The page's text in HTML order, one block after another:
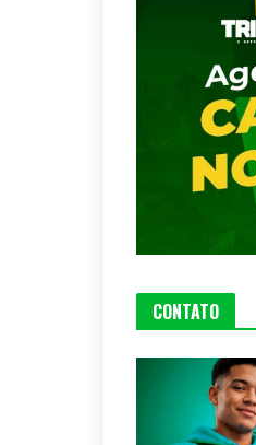
CONTATO